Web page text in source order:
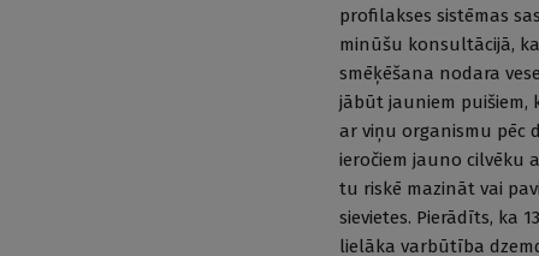
profilakses sistēmas
minūšu konsultācijā,
smēķēšana nodara
jābūt jauniem puišiem,
ar viņu organismu pēc
ieročiem jauno cilvēku
tu riskē mazināt vai
sievietes. Pierādīts, ka
lielāka varbūtība